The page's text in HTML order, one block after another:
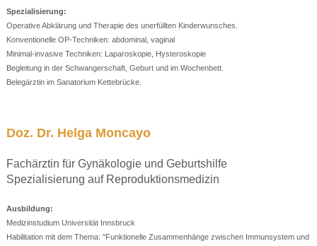
Spezialisierung:
Operative Abklärung und Therapie des unerfüllten Kinderwunsches.
Konventionelle OP-Techniken: abdominal, vaginal
Minimal-invasive Techniken: Laparoskopie, Hysteroskopie
Begleitung in der Schwangerschaft, Geburt und im Wochenbett.
Belegärztin im Sanatorium Kettebrücke.
Doz. Dr. Helga Moncayo
Fachärztin für Gynäkologie und Geburtshilfe
Spezialisierung auf Reproduktionsmedizin
Ausbildung:
Medizinstudium Universität Innsbruck
Habilitation mit dem Thema: "Funktionelle Zusammenhänge zwischen Immunsystem und